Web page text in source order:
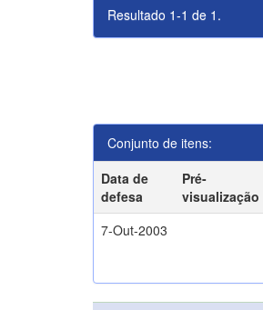
Resultado 1-1 de 1.
Conjunto de itens:
Data de
defesa
Pré-
visualização
7-Out-2003